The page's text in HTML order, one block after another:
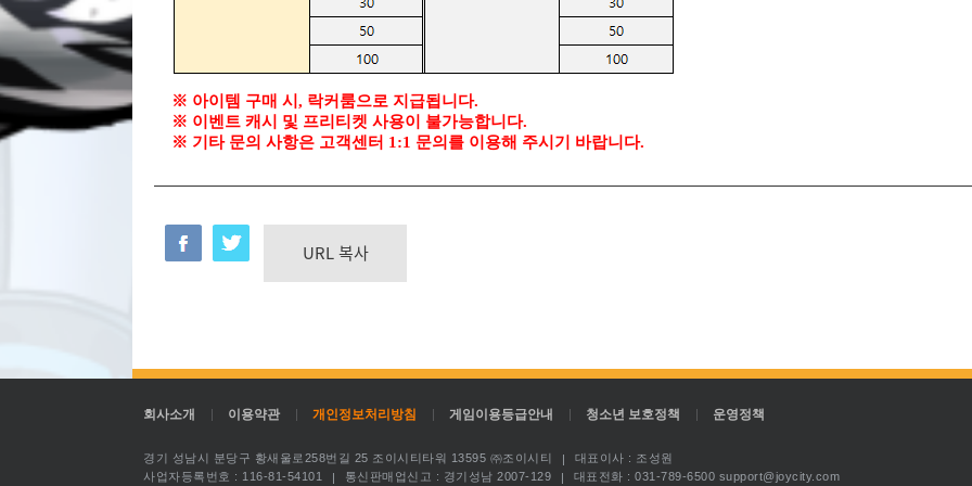
※ 아이템 구매 시, 락커룸으로 지급됩니다.
※ 이벤트 캐시 및 프리티켓 사용이 불가능합니다.
※ 기타 문의 사항은 고객센터 1:1 문의를 이용해 주시기 바랍니다.
URL 복사
회사소개 이용약관 개인정보처리방침 게임이용등급안내 청소년 보호정책 운영정책
경기 성남시 분당구 황새울로258번길 25 조이시티타워 13595 ㈜조이시티
대표이사 : 조성원
사업자등록번호 : 116-81-54101
통신판매업신고 : 경기성남 2007-129 대표전화 : 031-789-6500 support@joycity.com